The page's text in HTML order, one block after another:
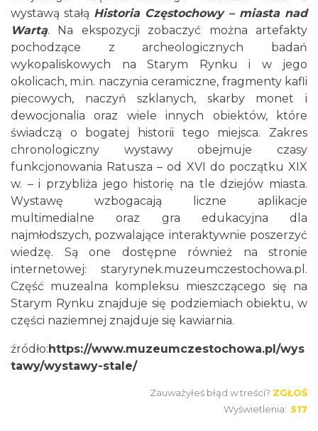
wystawą stałą Historia Częstochowy – miasta nad
Wartą. Na ekspozycji zobaczyć można artefakty
pochodzące z archeologicznych badań
wykopaliskowych na Starym Rynku i w jego
okolicach, m.in. naczynia ceramiczne, fragmenty kafli
piecowych, naczyń szklanych, skarby monet i
dewocjonalia oraz wiele innych obiektów, które
świadczą o bogatej historii tego miejsca. Zakres
chronologiczny wystawy obejmuje czasy
funkcjonowania Ratusza – od XVI do początku XIX
w. – i przybliża jego historię na tle dziejów miasta.
Wystawę wzbogacają liczne aplikacje
multimedialne oraz gra edukacyjna dla
najmłodszych, pozwalające interaktywnie poszerzyć
wiedzę. Są one dostępne również na stronie
internetowej: staryrynek.muzeumczestochowa.pl.
Część muzealna kompleksu mieszczącego się na
Starym Rynku znajduje się podziemiach obiektu, w
części naziemnej znajduje się kawiarnia.
źródło:https://www.muzeumczestochowa.pl/wys
tawy/wystawy-stale/
Zauważyłeś błąd w treści? ZGŁOŚ
Wyświetlenia: 517